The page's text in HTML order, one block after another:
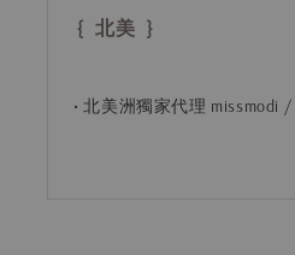
{ 北美 }
• 北美洲獨家代理 missmodi /